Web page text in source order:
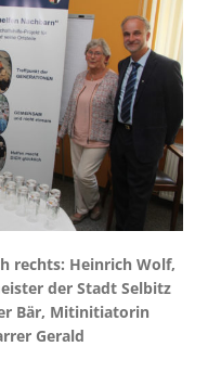
rechts: Heinrich Wolf,
der Stadt Selbitz
Bär, Mitinitiatorin
Gerald